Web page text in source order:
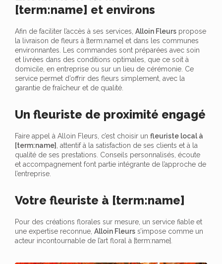
[term:name] et environs
Afin de faciliter l’accès à ses services, Alloin Fleurs propose
la livraison de fleurs à [term:name] et dans les communes
environnantes. Les commandes sont préparées avec soin
et livrées dans des conditions optimales, que ce soit à
domicile, en entreprise ou sur un lieu de cérémonie. Ce
service permet d’offrir des fleurs simplement, avec la
garantie de fraîcheur et de qualité.
Un fleuriste de proximité engagé
Faire appel à Alloin Fleurs, c’est choisir un fleuriste local à
[term:name]
, attentif à la satisfaction de ses clients et à la
qualité de ses prestations. Conseils personnalisés, écoute
et accompagnement font partie intégrante de l’approche de
l’entreprise.
Votre fleuriste à [term:name]
Pour des créations florales sur mesure, un service fiable et
une expertise reconnue, Alloin Fleurs s’impose comme un
acteur incontournable de l’art floral à [term:name].